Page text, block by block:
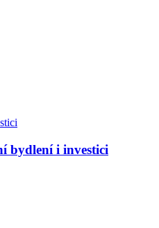
bydlení i investici